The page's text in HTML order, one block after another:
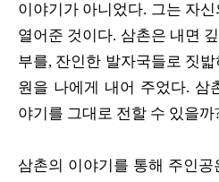
이야기가 아니었다. 그는 자
열어준 것이다. 삼촌은 내면
부를, 잔인한 발자국들로 짓
원을 나에게 내어 주었다. 삼
야기를 그대로 전할 수 있을까
삼촌의 이야기를 통해 주인